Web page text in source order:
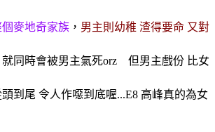
麥地奇家族 ， 男主則幼稚 渣得要命 又對
就同時會被男主氣死orz 但男主戲份 比女
到尾 令人作噁到底喔...E8 高峰真的為女